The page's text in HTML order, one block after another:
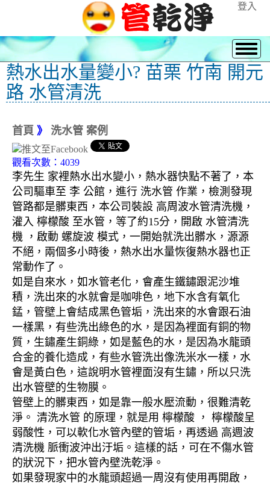
登入
熱水出水量變小? 苗栗 竹南 開元
路 水管清洗
首頁 》 洗水管 案例
觀看次數：4039
李先生 家裡熱水出水變小，熱水器快點不著了，本
公司驅車至 李 公館，進行 洗水管 作業，檢測發現
管路都是髒東西，本公司裝設 高周波水管清洗機，
灌入 檸檬酸 至水管，等了約15分，開啟 水管清洗
機 ，啟動 螺旋波 模式，一開始就洗出髒水，源源
不絕，兩個多小時後，熱水出水量恢復熱水器也正
常動作了。
如是自來水，如水管老化，會產生鐵鏽跟泥沙堆
積，洗出來的水就會是咖啡色，地下水含有氧化
錳，管壁上會結成黑色管垢，洗出來的水會跟石油
一樣黑，有些洗出綠色的水，是因為裡面有銅的物
質，生鏽產生銅綠，如是藍色的水，是因為水龍頭
合金的養化造成，有些水管洗出像洗米水一樣，水
會是黃白色，這說明水管裡面沒有生鏽，所以只洗
出水管壁的生物膜。
管壁上的髒東西，如是靠一般水壓流動，很難清乾
淨。 清洗水管 的原理，就是用 檸檬酸 ， 檸檬酸呈
弱酸性，可以軟化水管內壁的管垢，再透過 高週波
清洗機 脈衝波沖出汙垢。這樣的話，可在不傷水管
的狀況下，把水管內壁洗乾淨。
如果發現家中的水龍頭超過一周沒有使用再開啟，